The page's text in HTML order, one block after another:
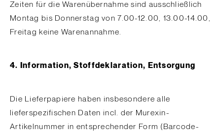
Zeiten für die Warenübernahme sind ausschließlich
Montag bis Donnerstag von 7.00-12.00, 13.00-14.00,
Freitag keine Warenannahme.
4. Information, Stoffdeklaration, Entsorgung
Die Lieferpapiere haben insbesondere alle
lieferspezifischen Daten incl. der Murexin-
Artikelnummer in entsprechender Form (Barcode-